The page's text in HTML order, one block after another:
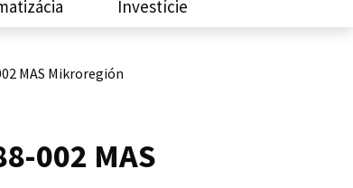
Investície
MAS Mikroregión
002 MAS